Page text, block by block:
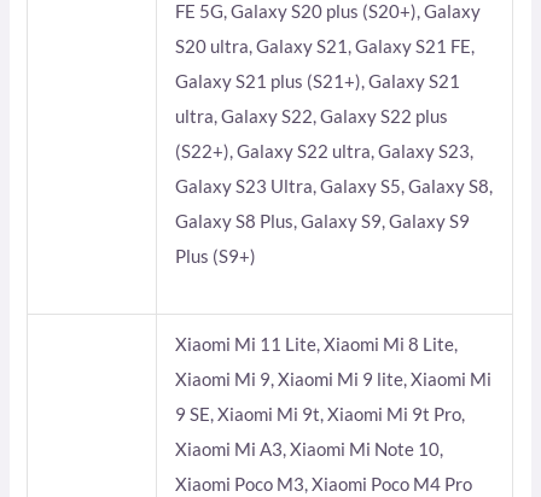
FE 5G, Galaxy S20 plus (S20+), Galaxy
S20 ultra, Galaxy S21, Galaxy S21 FE,
Galaxy S21 plus (S21+), Galaxy S21
ultra, Galaxy S22, Galaxy S22 plus
(S22+), Galaxy S22 ultra, Galaxy S23,
Galaxy S23 Ultra, Galaxy S5, Galaxy S8,
Galaxy S8 Plus, Galaxy S9, Galaxy S9
Plus (S9+)
Xiaomi Mi 11 Lite, Xiaomi Mi 8 Lite,
Xiaomi Mi 9, Xiaomi Mi 9 lite, Xiaomi Mi
9 SE, Xiaomi Mi 9t, Xiaomi Mi 9t Pro,
Xiaomi Mi A3, Xiaomi Mi Note 10,
Xiaomi Poco M3, Xiaomi Poco M4 Pro